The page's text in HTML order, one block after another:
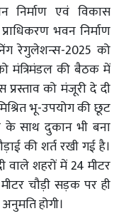
निर्माण एवं विकास
भवन निर्माण
रेगुलेशन्स-2025 को
मंत्रिमंडल की बैठक में
को मंजूरी दे दी
भू-उपयोग की छूट
साथ दुकान भी बना
की शर्त रखी गई है।
शहरों में 24 मीटर
चौड़ी सड़क पर ही
होगी।